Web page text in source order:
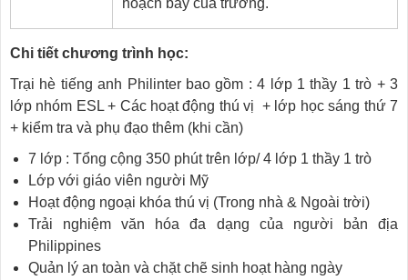
Chi tiết chương trình học:
Trại hè tiếng anh Philinter bao gồm : 4 lớp 1 thầy 1 trò + 3
lớp nhóm ESL + Các hoạt động thú vị + lớp học sáng thứ 7
+ kiểm tra và phụ đạo thêm (khi cần)
7 lớp : Tổng cộng 350 phút trên lớp/ 4 lớp 1 thầy 1 trò
Lớp với giáo viên người Mỹ
Hoạt động ngoại khóa thú vị (Trong nhà & Ngoài trời)
Trải nghiệm văn hóa đa dạng của người bản địa
Philippines
Quản lý an toàn và chặt chẽ sinh hoạt hàng ngày